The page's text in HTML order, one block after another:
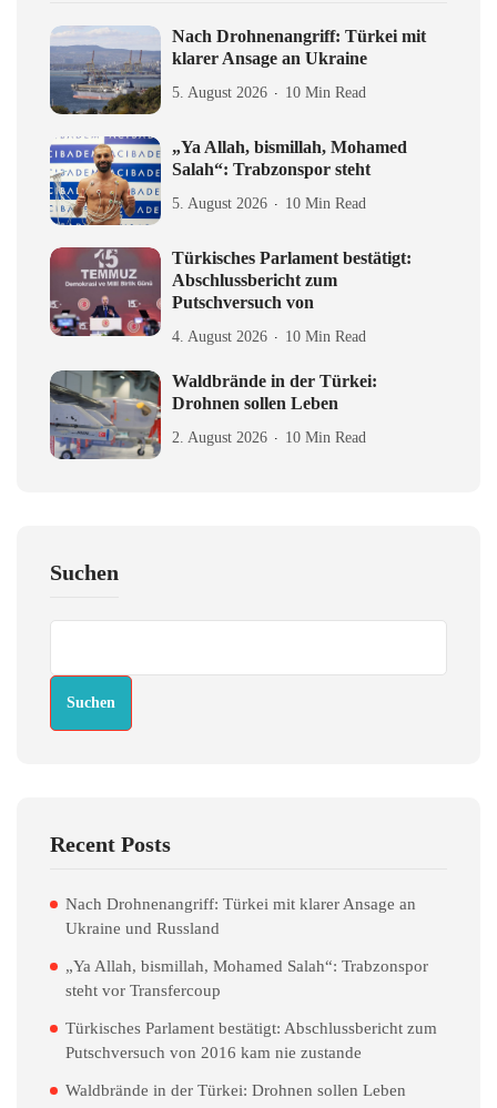
Nach Drohnenangriff: Türkei mit
klarer Ansage an Ukraine
5. August 2026 10 Min Read
„Ya Allah, bismillah, Mohamed
Salah“: Trabzonspor steht
5. August 2026 10 Min Read
Türkisches Parlament bestätigt:
Abschlussbericht zum
Putschversuch von
4. August 2026 10 Min Read
Waldbrände in der Türkei:
Drohnen sollen Leben
2. August 2026 10 Min Read
Suchen
Suchen
Recent Posts
Nach Drohnenangriff: Türkei mit klarer Ansage an
Ukraine und Russland
„Ya Allah, bismillah, Mohamed Salah“: Trabzonspor
steht vor Transfercoup
Türkisches Parlament bestätigt: Abschlussbericht zum
Putschversuch von 2016 kam nie zustande
Waldbrände in der Türkei: Drohnen sollen Leben